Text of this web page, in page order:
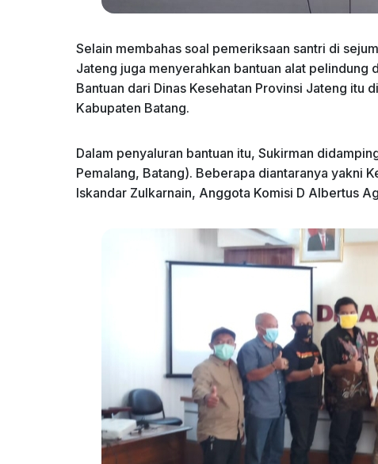
Selain membahas soal pemeriksaan santri di
Jateng juga menyerahkan bantuan alat pelindung
Bantuan dari Dinas Kesehatan Provinsi Jateng itu
Kabupaten Batang.
Dalam penyaluran bantuan itu, Sukirman
Pemalang, Batang). Beberapa diantaranya yakni
Iskandar Zulkarnain, Anggota Komisi D Albertus